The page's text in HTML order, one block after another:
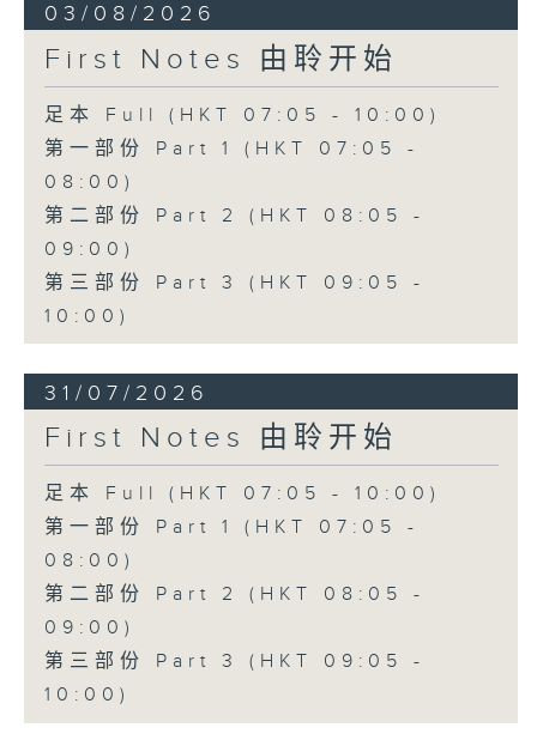
03/08/2026
First Notes 由聆开始
足本 Full (HKT 07:05 - 10:00)
第一部份 Part 1 (HKT 07:05 -
08:00)
第二部份 Part 2 (HKT 08:05 -
09:00)
第三部份 Part 3 (HKT 09:05 -
10:00)
31/07/2026
First Notes 由聆开始
足本 Full (HKT 07:05 - 10:00)
第一部份 Part 1 (HKT 07:05 -
08:00)
第二部份 Part 2 (HKT 08:05 -
09:00)
第三部份 Part 3 (HKT 09:05 -
10:00)